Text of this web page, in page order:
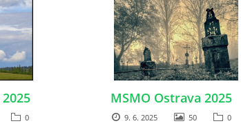
0
MSMO Ostrava 2025
9. 6. 2025 50 0